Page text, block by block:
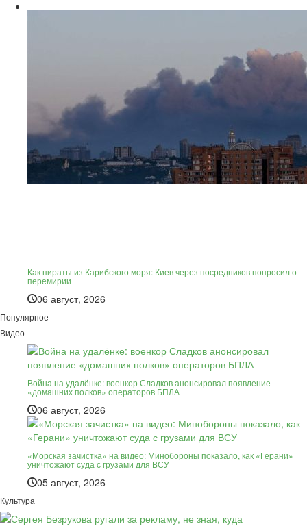
Как пираты из Карибского моря: Киев через посредников попросил о
перемирии
06 август, 2026
Популярное
Видео
Война на удалёнке: военкор Сладков анонсировал появление
«домашних полков» операторов БПЛА
06 август, 2026
«Морская зачистка» на видео: Минобороны показало, как «Герани»
уничтожают суда с грузами для ВСУ
05 август, 2026
Культура